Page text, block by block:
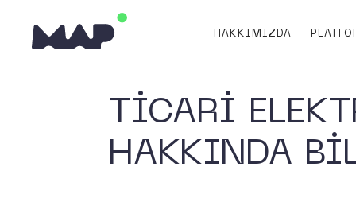
HAKKIMIZDA
TİCARİ
HAKKINDA